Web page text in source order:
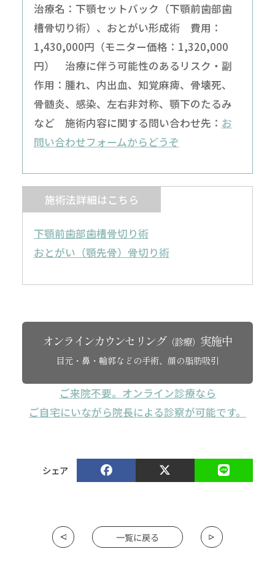
治療名：下顎セットバック（下顎前歯部歯
槽骨切り術）、おとがい形成術 費用：
1,430,000円（モニター価格：1,320,000
円） 治療に伴う可能性のあるリスク・副
作用：腫れ、内出血、知覚麻痺、骨壊死、
骨髄炎、感染、左右非対称、顎下のたるみ
など 施術内容に関する問い合わせ先： お
問い合わせフォームからどうぞ
施術法詳細はこちら
下顎前歯部歯槽骨切り術
おとがい（顎先骨）骨切り術
オンラインカウンセリング（診療） 実施中
目元・鼻・輪郭などの手術、顔の脂肪吸引
ご来院不要。オンライン診療なら
ご自宅にいながら院長による診察が可能です。
シェア
一覧に戻る